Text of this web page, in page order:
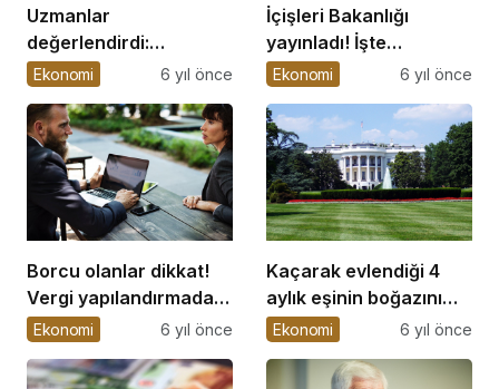
Uzmanlar
değerlendirdi:
Kademeli normalleşme
etkiler?
Ekonomi 6 yıl önce
İçişleri Bakanlığı
yayınladı! İşte
koronavirüs
merak edilen soruların
yanıtları
Ekonomi 6 yıl önce
Borcu olanlar dikkat!
Vergi yapılandırmada
son başvuru tarihi 31
Ekonomi 6 yıl önce
Kaçarak evlendiği 4
aylık eşinin boğazını
kesti
Ekonomi 6 yıl önce